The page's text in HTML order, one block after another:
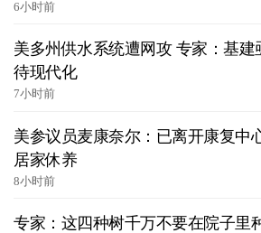
6小时前
美多州供水系统遭网攻 专家：基建
待现代化
7小时前
美参议员麦康奈尔：已离开康复中
居家休养
8小时前
专家：这四种树千万不要在院子里